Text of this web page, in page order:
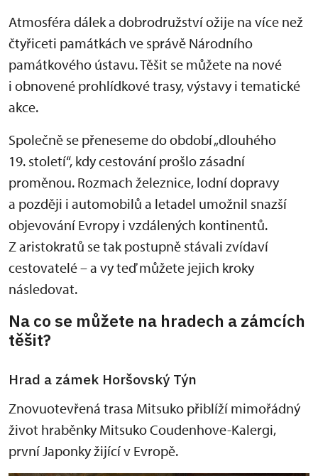
Atmosféra dálek a dobrodružství ožije na více než
čtyřiceti památkách ve správě Národního
památkového ústavu. Těšit se můžete na nové
i obnovené prohlídkové trasy, výstavy i tematické
akce.
Společně se přeneseme do období „dlouhého
19. století“, kdy cestování prošlo zásadní
proměnou. Rozmach železnice, lodní dopravy
a později i automobilů a letadel umožnil snazší
objevování Evropy i vzdálených kontinentů.
Z aristokratů se tak postupně stávali zvídaví
cestovatelé – a vy teď můžete jejich kroky
následovat.
Na co se můžete na hradech a zámcích
těšit?
Hrad a zámek Horšovský Týn
Znovuotevřená trasa Mitsuko přiblíží mimořádný
život hraběnky Mitsuko Coudenhove-Kalergi,
první Japonky žijící v Evropě.